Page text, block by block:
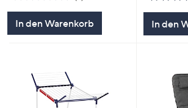
von
In den Warenkorb In den